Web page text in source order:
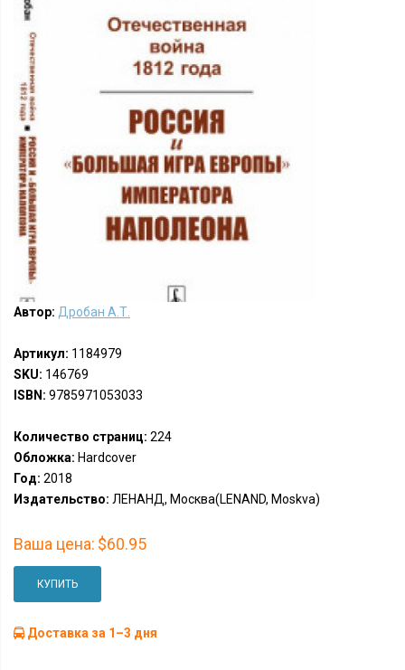
Автор: Дробан А.Т.
Артикул: 1184979
SKU: 146769
ISBN: 9785971053033
Количество страниц: 224
Обложка: Hardcover
Год: 2018
Издательство: ЛЕНАНД, Москва(LENAND, Moskva)
Ваша цена: $60.95
КУПИТЬ
Доставка за 1–3 дня